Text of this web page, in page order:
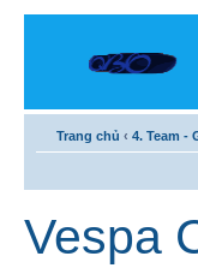
Trang chủ ‹ 4. Team -
Vespa